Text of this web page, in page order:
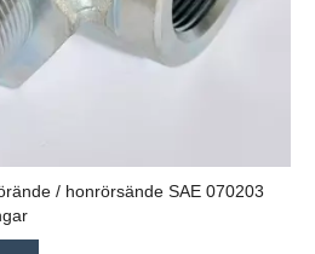
/ honrörsände SAE 070203